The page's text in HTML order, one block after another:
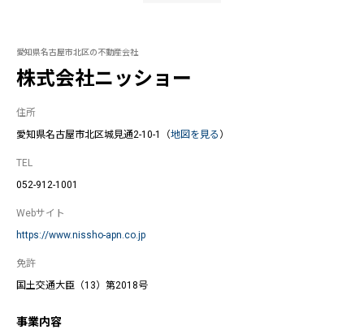
愛知県名古屋市北区の不動産会社
株式会社ニッショー
住所
愛知県名古屋市北区城見通2-10-1（地図を見る ）
TEL
052-912-1001
Webサイト
https://www.nissho-apn.co.jp
免許
国土交通大臣（13）第2018号
事業内容